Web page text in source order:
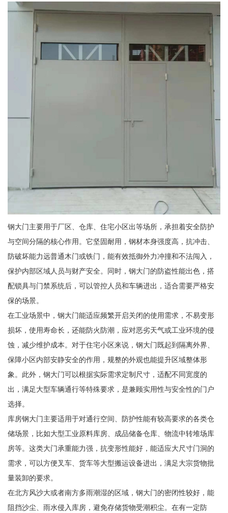
钢大门主要用于厂区、仓库、住宅小区出等场所，承担着安全防护
与空间分隔的核心作用。它坚固耐用，钢材本身强度高，抗冲击、
防破坏能力远普通木门或铁门，能有效抵御外力冲撞和不法闯入，
保护内部区域人员与财产安全。同时，钢大门的防盗性能出色，搭
配锁具与门禁系统后，可以管控人员和车辆进出，适合需要严格安
保的场景。
在工业场景中，钢大门能适应频繁开启关闭的使用需求，不易变形
损坏，使用寿命长，还能防火防潮，应对恶劣天气或工业环境的侵
蚀，减少维护成本。对于住宅小区来说，钢大门既起到隔离外界、
保障小区内部安静安全的作用，规整的外观也能提升区域整体形
象。此外，钢大门可以根据实际需求定制尺寸，适配不同宽度的
出，满足大型车辆通行等特殊要求，是兼顾实用性与安全性的门户
选择。
库房钢大门主要适用于对通行空间、防护性能有较高要求的各类仓
储场景，比如大型工业原料库房、成品储备仓库、物流中转堆场库
房等。这类大门承重能力强，抗变形性能好，能适应大尺寸门洞的
需求，可以方便叉车、货车等大型搬运设备进出，满足大宗货物批
量装卸的要求。
在北方风沙大或者南方多雨潮湿的区域，钢大门的密闭性较好，能
阻挡沙尘、雨水侵入库房，避免存储货物受潮积尘。在有一定防